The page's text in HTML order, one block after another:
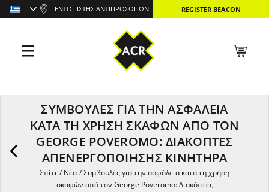
ΣΥΜΒΟΥΛΈΣ ΓΙΑ ΤΗΝ ΑΣΦΆΛΕΙΑ
ΚΑΤΆ ΤΗ ΧΡΉΣΗ ΣΚΑΦΏΝ ΑΠΌ ΤΟΝ
GEORGE POVEROMO: ΔΙΑΚΌΠΤΕΣ
ΑΠΕΝΕΡΓΟΠΟΊΗΣΗΣ ΚΙΝΗΤΉΡΑ
Σπίτι /Νέα /Συμβουλές για την ασφάλεια κατά τη χρήση
σκαφών από τον George Poveromo: Διακόπτες
ΕΝΤΟΠΙΣΤΉΣ ΑΝΤΙΠΡΟΣΏΠΩΝ REGISTER BEACON